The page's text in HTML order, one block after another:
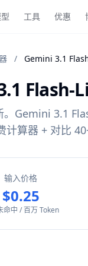
工具 优惠
/ Gemini 3.1
Flash-
。Gemini 3.1
计算器 + 对比
输入价格
$0.25
命中 / 百万 Token